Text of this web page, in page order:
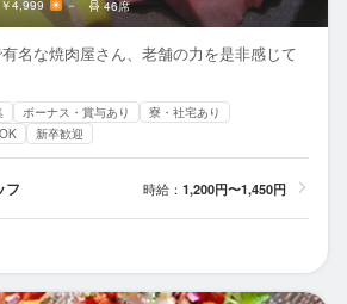
4,999 － 46席
名な焼肉屋さん、老舗の力を是非感じて
ボーナス・賞与あり
寮・社宅あり
新卒歓迎
フ 時給： 1,200円〜1,450円